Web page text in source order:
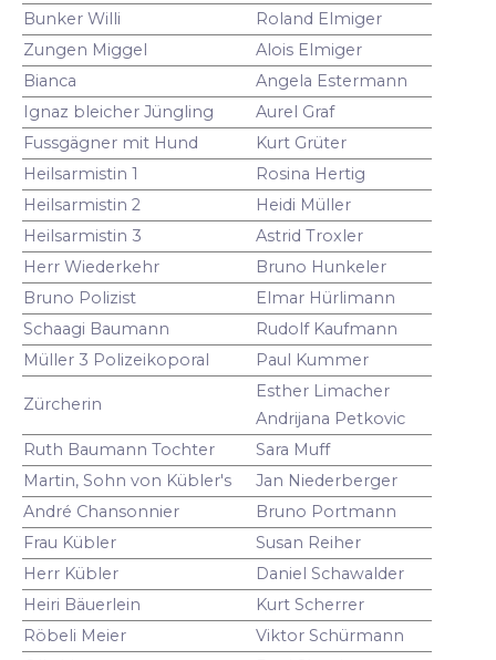
Bunker Willi
Roland Elmiger
Zungen Miggel
Alois Elmiger
Bianca
Angela Estermann
Ignaz bleicher Jüngling
Aurel Graf
Fussgägner mit Hund
Kurt Grüter
Heilsarmistin 1
Rosina Hertig
Heilsarmistin 2
Heidi Müller
Heilsarmistin 3
Astrid Troxler
Herr Wiederkehr
Bruno Hunkeler
Bruno Polizist
Elmar Hürlimann
Schaagi Baumann
Rudolf Kaufmann
Müller 3 Polizeikoporal
Paul Kummer
Zürcherin
Esther Limacher
Andrijana Petkovic
Ruth Baumann Tochter
Sara Muff
Martin, Sohn von Kübler's
Jan Niederberger
André Chansonnier
Bruno Portmann
Frau Kübler
Susan Reiher
Herr Kübler
Daniel Schawalder
Heiri Bäuerlein
Kurt Scherrer
Röbeli Meier
Viktor Schürmann